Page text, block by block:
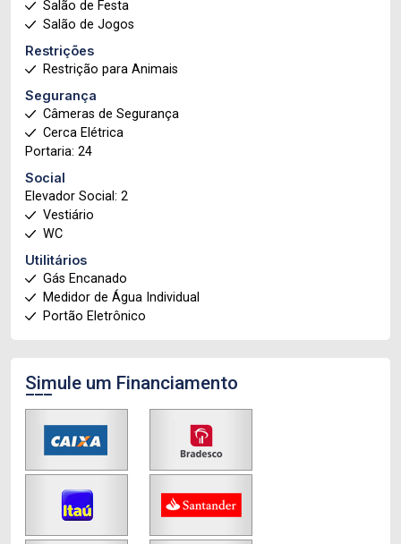
Salão de Festa
Salão de Jogos
Restrições
Restrição para Animais
Segurança
Câmeras de Segurança
Cerca Elétrica
Portaria: 24
Social
Elevador Social: 2
Vestiário
WC
Utilitários
Gás Encanado
Medidor de Água Individual
Portão Eletrônico
Simule um Financiamento